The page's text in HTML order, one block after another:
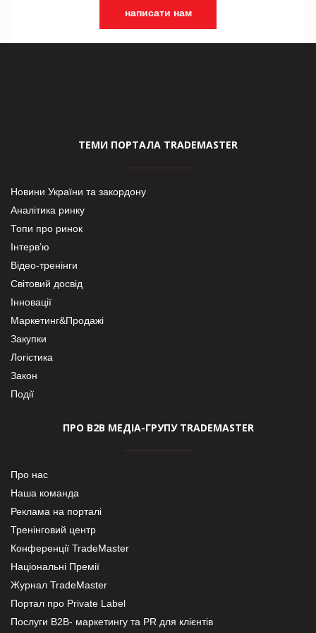
написати нам
ТЕМИ ПОРТАЛА TRADEMASTER
Новини України та закордону
Аналітика ринку
Топи про ринок
Інтерв’ю
Відео-тренінги
Світовий досвід
Інновації
Маркетинг&Продажі
Закупки
Логістика
Закон
Події
ПРО В2В МЕДІА-ГРУПУ TRADEMASTER
Про нас
Наша команда
Реклама на порталі
Тренінговий центр
Конференції TradeMaster
Національні Премії
Журнал TradeMaster
Портал про Private Label
Послуги В2В- маркетингу та PR для клієнтів